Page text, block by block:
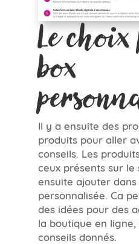
Le
box
Il y a ensuite des
produits pour aller
conseils. Les
ceux présents sur le
ensuite ajouter
personnalisée. Ca
des idées pour des
la boutique en
conseils donnés.